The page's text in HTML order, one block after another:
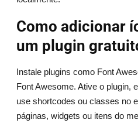
Como adicionar
um plugin
Instale plugins como Font
Font Awesome. Ative o plugin,
use shortcodes ou classes no
páginas, widgets ou itens do